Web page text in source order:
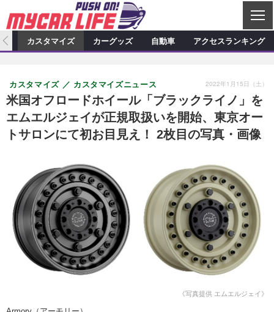
C
L
S
カーオーディオ
プロショップ検索
カーオーディオニュース デモカー製作記
その他
カスタマイズ特集記事 カスタマイズ新製品情報
カスタマイズニュース
カーグッズ
カーグッズ特集記事 カーグッズ新製品情報
カーグッズニュース
自動車
スクープ
カスタマイズ カーグッズ 自動車 アクセスランキング
米国オフロードホイール「ブラックライノ」を
エムエルジェイが正規取扱いを開始、東京オー
トサロンにて初お目見え！ 2枚目の写真・画像
カスタマイズ カスタマイズニュース 2022年1月15日（土）
《写真提供 エムエルジェイ》